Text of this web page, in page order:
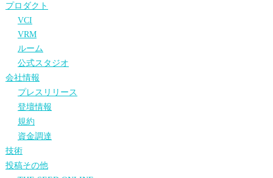
プロダクト
VCI
VRM
ルーム
公式スタジオ
会社情報
プレスリリース
登壇情報
規約
資金調達
技術
投稿その他